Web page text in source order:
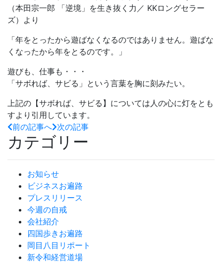
（本田宗一郎 「逆境」を生き抜く力／ KKロングセラー
ズ）より
「年をとったから遊ばなくなるのではありません。遊ばな
くなったから年をとるのです。」
遊びも、仕事も・・・
「サボれば、サビる」という言葉を胸に刻みたい。
上記の【サボれば、サビる】については人の心に灯をとも
すより引用しています。
前の記事へ 次の記事
カテゴリー
お知らせ
ビジネスお遍路
プレスリリース
今週の自戒
会社紹介
四国歩きお遍路
岡目八目リポート
新令和経営道場